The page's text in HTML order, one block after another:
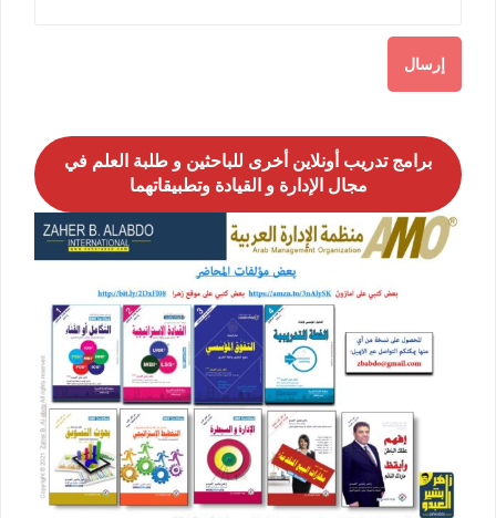
برامج تدريب أونلاين أخرى للباحثين و طلبة العلم في
مجال الإدارة و القيادة وتطبيقاتهما